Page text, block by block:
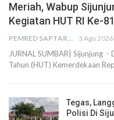
Meriah, Wabup
Kegiatan HUT RI Ke-
PEMRED SAPTARIUS 3 Agu 2026
JURNAL SUMBAR| Sijunjung
Tahun (HUT) Kemerdekaan
Tegas,
Polisi Di